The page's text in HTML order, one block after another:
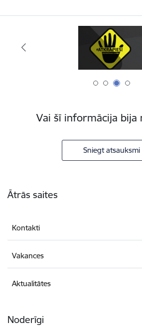
Vai šī informācija bija
Sniegt atsauksmi
Ātrās saites
Kontakti
Vakances
Aktualitātes
Noderīgi